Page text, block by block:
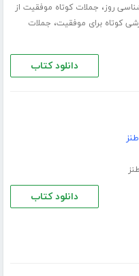
روز، جملات کوتاه موفقیت از
کوتاه برای موفقیت، جملات
دانلود کتاب
دانلود کتاب